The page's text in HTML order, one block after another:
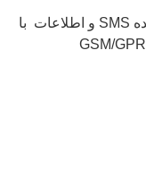
چهار باند جهت دستگاه های فرستنده ، گیرنده SMS و اطلاعات با